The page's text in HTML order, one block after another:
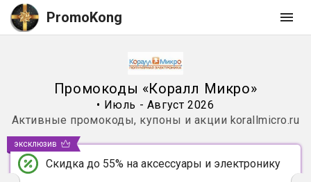
PromoKong
Промокоды «Коралл Микро»
• Июль - Август 2026
Активные промокоды, купоны и акции korallmicro.ru
Скидка до 55% на аксессуары и электронику
эксклюзив